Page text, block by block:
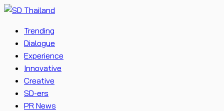
Trending
Dialogue
Experience
Innovative
Creative
SD-ers
PR News